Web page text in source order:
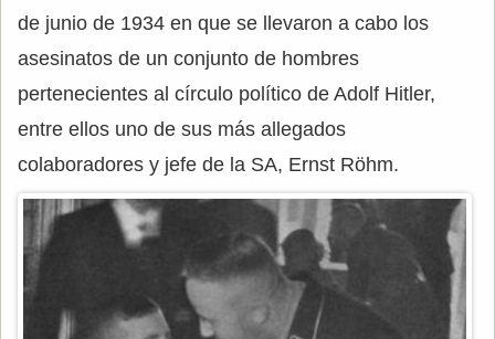
de junio de 1934 en que se llevaron a cabo los
asesinatos de un conjunto de hombres
pertenecientes al círculo político de Adolf Hitler,
entre ellos uno de sus más allegados
colaboradores y jefe de la SA, Ernst Röhm.